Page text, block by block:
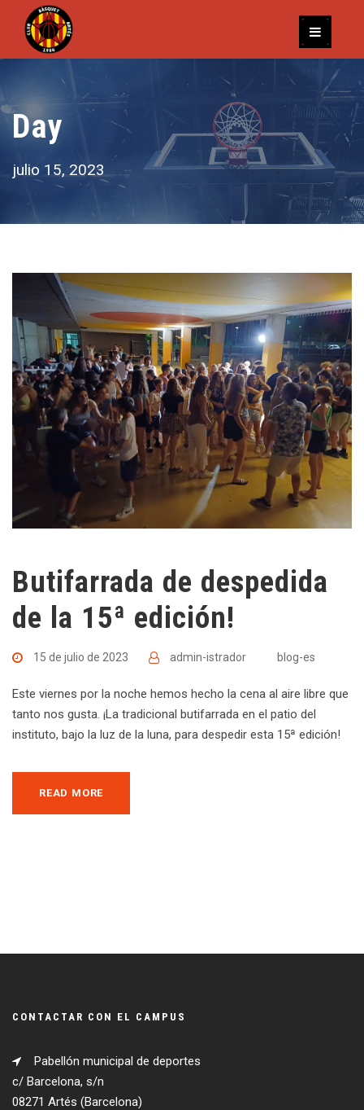
Day
julio 15, 2023
Butifarrada de despedida
de la 15ª edición!
15 de julio de 2023 admin-istrador blog-es
Este viernes por la noche hemos hecho la cena al aire libre que
tanto nos gusta. ¡La tradicional butifarrada en el patio del
instituto, bajo la luz de la luna, para despedir esta 15ª edición!
READ MORE
CONTACTAR CON EL CAMPUS
Pabellón municipal de deportes
c/ Barcelona, s/n
08271 Artés (Barcelona)